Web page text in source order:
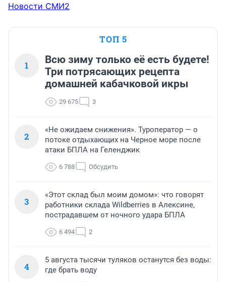
Новости СМИ2
ТОП 5
1
Всю зиму только её есть будете!
Три потрясающих рецепта
домашней кабачковой икры
29 675 3
2
«Не ожидаем снижения». Туроператор — о
потоке отдыхающих на Черное море после
атаки БПЛА на Геленджик
6 788 Обсудить
3
«Этот склад был моим домом»: что говорят
работники склада Wildberries в Алексине,
пострадавшем от ночного удара БПЛА
6 494 2
4
5 августа тысячи туляков останутся без воды:
где брать воду